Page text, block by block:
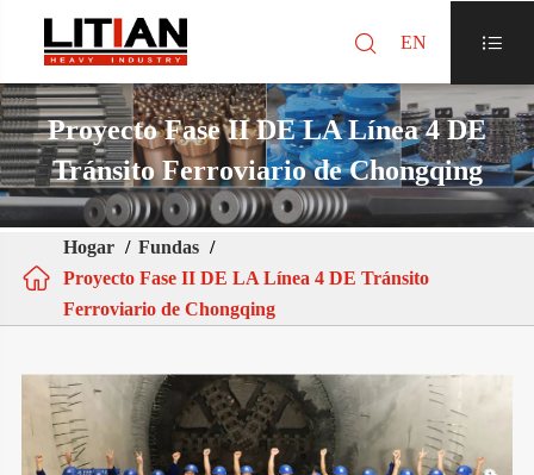
 EN 
Proyecto Fase II DE LA Línea 4 DE
Tránsito Ferroviario de Chongqing

Hogar
Fundas
Proyecto Fase II DE LA Línea 4 DE Tránsito
Ferroviario de Chongqing